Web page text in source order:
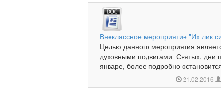
Внеклассное мероприятие "Их лик
Целью данного мероприятия
духовными подвигами Святых, дни
январе, более подробно
21.02.2016